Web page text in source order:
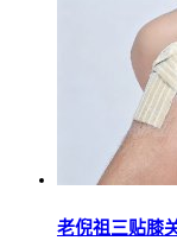
老倪祖三贴膝